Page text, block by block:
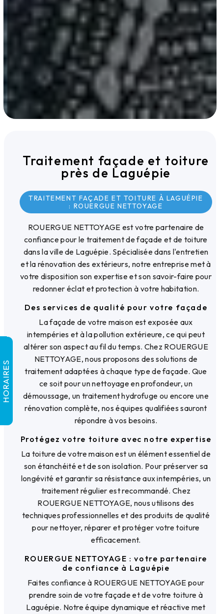
Traitement façade et toiture
près de Laguépie
TRAITEMENT FAÇADE ET TOITURE À LAGUÉPIE
: ROUERGUE NETTOYAGE
ROUERGUE NETTOYAGE est votre partenaire de
confiance pour le traitement de façade et de toiture
dans la ville de Laguépie. Spécialisée dans l'entretien
et la rénovation des extérieurs, notre entreprise met à
votre disposition son expertise et son savoir-faire pour
redonner éclat et protection à votre habitation.
Des services de qualité pour votre façade
La façade de votre maison est exposée aux
intempéries et à la pollution extérieure, ce qui peut
altérer son aspect au fil du temps. Chez ROUERGUE
NETTOYAGE, nous proposons des solutions de
traitement adaptées à chaque type de façade. Que
ce soit pour un nettoyage en profondeur, un
démoussage, un traitement hydrofuge ou encore une
rénovation complète, nos équipes qualifiées sauront
répondre à vos besoins.
Protégez votre toiture avec notre expertise
La toiture de votre maison est un élément essentiel de
son étanchéité et de son isolation. Pour préserver sa
longévité et garantir sa résistance aux intempéries, un
traitement régulier est recommandé. Chez
ROUERGUE NETTOYAGE, nous utilisons des
techniques professionnelles et des produits de qualité
pour nettoyer, réparer et protéger votre toiture
efficacement.
ROUERGUE NETTOYAGE : votre partenaire
de confiance à Laguépie
Faites confiance à ROUERGUE NETTOYAGE pour
prendre soin de votre façade et de votre toiture à
Laguépie. Notre équipe dynamique et réactive met
HORAIRES